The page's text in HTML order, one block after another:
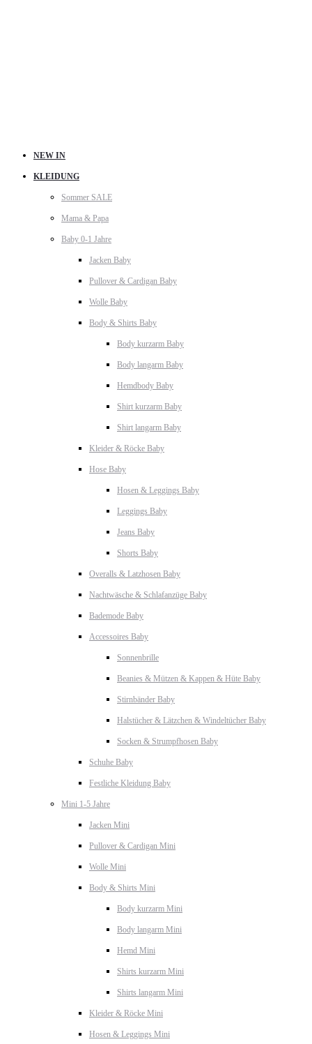
NEW IN
KLEIDUNG
Sommer SALE
Mama & Papa
Baby 0-1 Jahre
Jacken Baby
Pullover & Cardigan Baby
Wolle Baby
Body & Shirts Baby
Body kurzarm Baby
Body langarm Baby
Hemdbody Baby
Shirt kurzarm Baby
Shirt langarm Baby
Kleider & Röcke Baby
Hose Baby
Hosen & Leggings Baby
Leggings Baby
Jeans Baby
Shorts Baby
Overalls & Latzhosen Baby
Nachtwäsche & Schlafanzüge Baby
Bademode Baby
Accessoires Baby
Sonnenbrille
Beanies & Mützen & Kappen & Hüte Baby
Stirnbänder Baby
Halstücher & Lätzchen & Windeltücher Baby
Socken & Strumpfhosen Baby
Schuhe Baby
Festliche Kleidung Baby
Mini 1-5 Jahre
Jacken Mini
Pullover & Cardigan Mini
Wolle Mini
Body & Shirts Mini
Body kurzarm Mini
Body langarm Mini
Hemd Mini
Shirts kurzarm Mini
Shirts langarm Mini
Kleider & Röcke Mini
Hosen & Leggings Mini